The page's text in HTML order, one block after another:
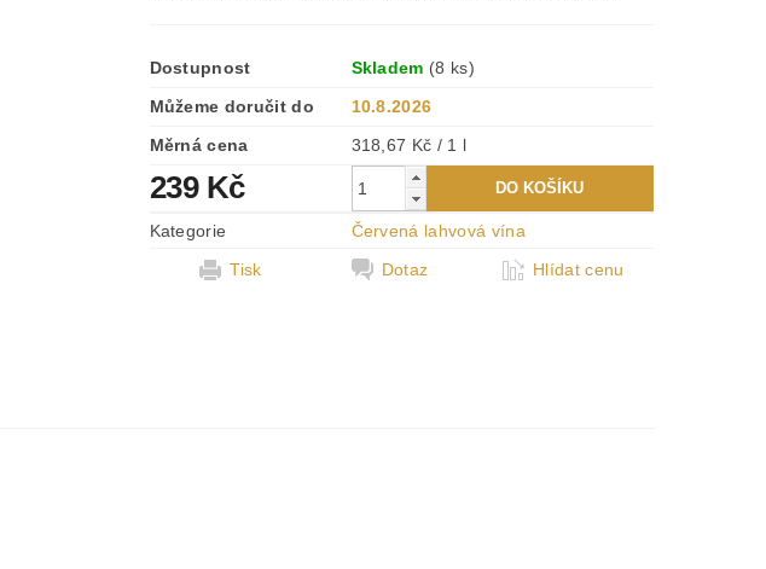
Dostupnost Skladem (8 ks)
Můžeme doručit do
10.8.2026
Měrná cena
318,67 Kč / 1 l
239 Kč
Kategorie
Červená lahvová vína
Tisk
Dotaz Hlídat cenu